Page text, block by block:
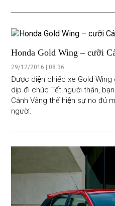
Honda Gold Wing – cưỡi
29/12/2016 | 08:36
Được diện chiếc xe Gold
dịp đi chúc Tết người thân,
Cánh Vàng thể hiện sự no đủ
người.